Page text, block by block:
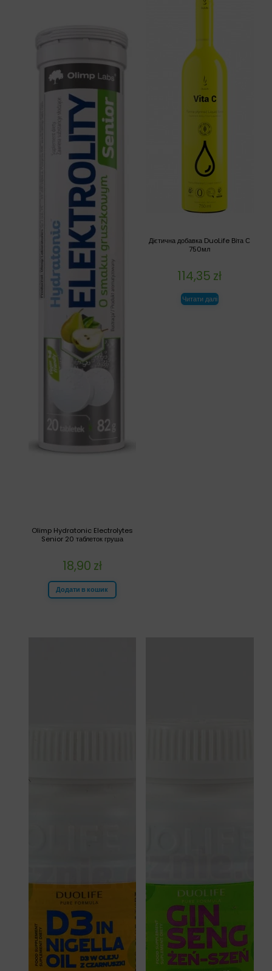
Дієтична добавка DuoLife Віта С
750мл
114,35 zł
Читати далі
Olimp Hydratonic Electrolytes
Senior 20 таблеток груша
18,90 zł
Додати в кошик